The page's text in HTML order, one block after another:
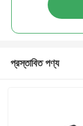
প্রস্তাবিত পণ্য